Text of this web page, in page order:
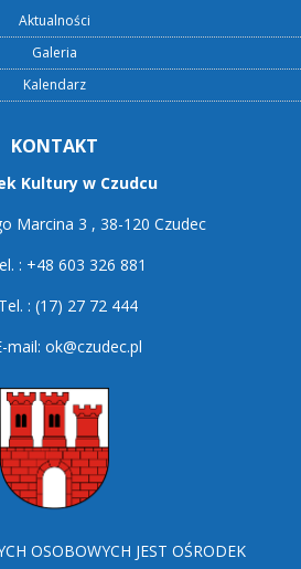
Aktualności
Galeria
Kalendarz
KONTAKT
Kultury w Czudcu
Marcina 3 , 38-120 Czudec
: +48 603 326 881
Tel. : (17) 27 72 444
mail: ok@czudec.pl
OSOBOWYCH JEST OŚRODEK